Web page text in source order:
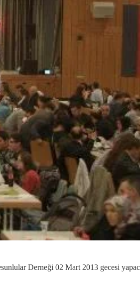
Derneği 02 Mart 2013 gecesi